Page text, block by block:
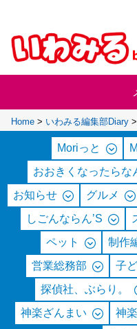
Home > いわみる編集部Diary >
Moriっと
おおきくなったらな
お知らせ
グルメ
しごんならん’S
ペット
制作
営業総務部
子
探偵社、ぶらり。
神楽ざんまい
神